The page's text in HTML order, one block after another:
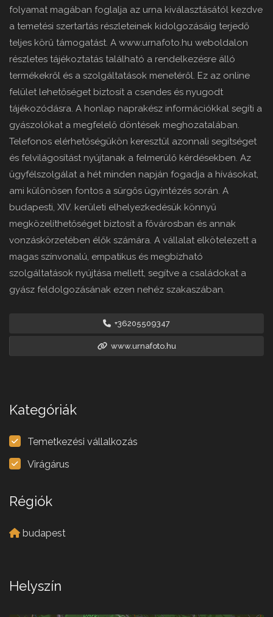
folyamat magában foglalja az urna kiválasztásától kezdve
a temetési szertartás részleteinek kidolgozásáig terjedő
teljes körű támogatást. A www.urnafoto.hu weboldalon
részletes tájékoztatás található a rendelkezésre álló
termékekről és a szolgáltatások menetéről. Ez az online
felület lehetőséget biztosít a csendes és nyugodt
tájékozódásra. A honlap naprakész információkkal segíti a
gyászolókat a megfelelő döntések meghozatalában.
Telefonos elérhetőségükön keresztül azonnali segítséget
és felvilágosítást nyújtanak a felmerülő kérdésekben. Az
ügyfélszolgálat a hét minden napján fogadja a hívásokat,
ami különösen fontos a sürgős ügyintézés során. A
budapesti, XIV. kerületi elhelyezkedésük könnyű
megközelíthetőséget biztosít a fővárosban és annak
vonzáskörzetében élők számára. A vállalat elkötelezett a
magas színvonalú, empatikus és megbízható
szolgáltatások nyújtása mellett, segítve a családokat a
gyász feldolgozásának ezen nehéz szakaszában.
+36205509347
www.urnafoto.hu
Kategóriák
Temetkezési vállalkozás
Virágárus
Régiók
budapest
Helyszín